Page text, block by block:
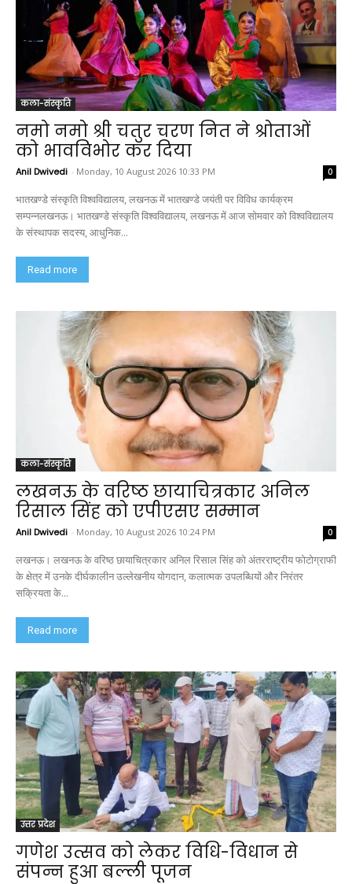
कला-संस्कृति
नमो नमो श्री चतुर चरण नित ने श्रोताओं
को भावविभोर कर दिया
Anil Dwivedi - Monday, 10 August 2026 10:33 PM 0
भातखण्डे संस्कृति विश्वविद्यालय, लखनऊ में भातखण्डे जयंती पर विविध कार्यक्रम
सम्पन्नलखनऊ। भातखण्डे संस्कृति विश्वविद्यालय, लखनऊ में आज सोमवार को विश्वविद्यालय
के संस्थापक सदस्य, आधुनिक...
Read more
कला-संस्कृति
लखनऊ के वरिष्ठ छायाचित्रकार अनिल
रिसाल सिंह को एपीएसए सम्मान
Anil Dwivedi - Monday, 10 August 2026 10:24 PM 0
लखनऊ। लखनऊ के वरिष्ठ छायाचित्रकार अनिल रिसाल सिंह को अंतरराष्ट्रीय फोटोग्राफी
के क्षेत्र में उनके दीर्घकालीन उल्लेखनीय योगदान, कलात्मक उपलब्धियों और निरंतर
सक्रियता के...
Read more
उत्तर प्रदेश
गणेश उत्सव को लेकर विधि-विधान से
संपन्न हुआ बल्ली पूजन